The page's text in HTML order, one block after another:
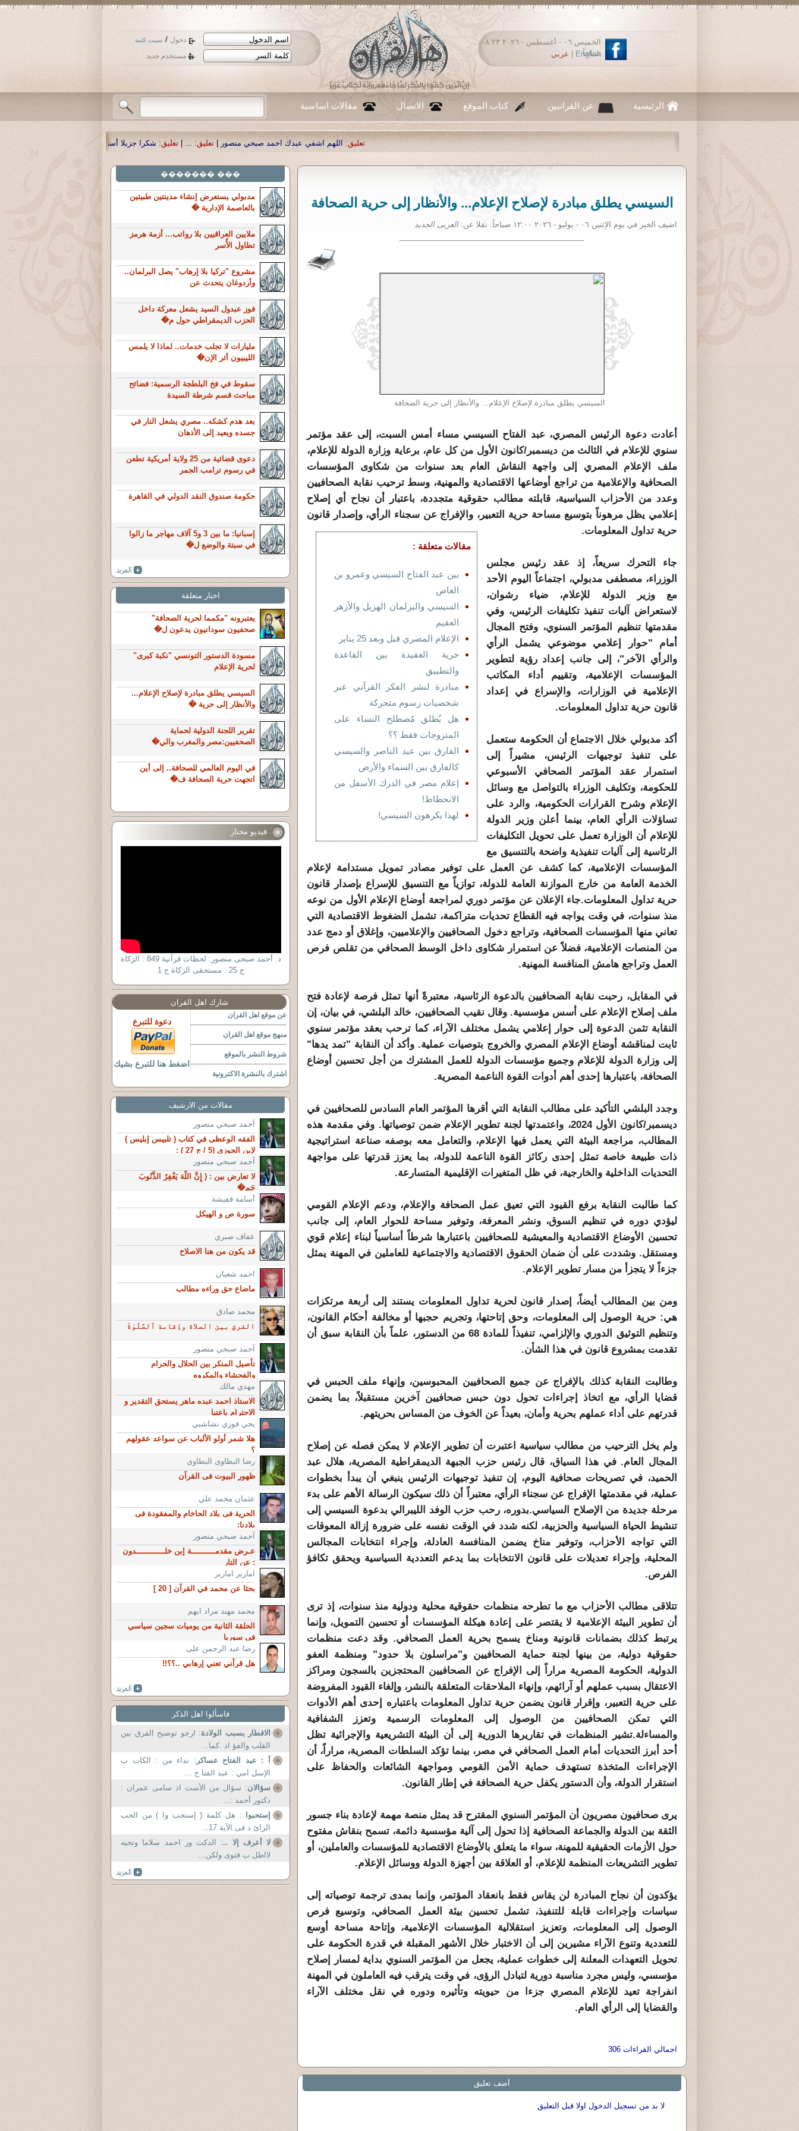
دخول / نسيت كلمة
مستخدم جديد
الخميس ٠٦ - أغسطس - ٢٠٢٦ ٠٨:٢٣
صباحاً
English عربي
الرئيسية عن القرانيين كتاب الموقع الاتصال مقالات اساسية
اللهم اشفي عبدك احمد صبحي منصور|تعليق: ...
|تعليق: شكرا جزيلا أستاذ حمد الحمد .أكرمكم الله .
السيسي يطلق مبادرة لإصلاح الإعلام... والأنظار إلى حرية الصحافة
اضيف الخبر في يوم الإثنين ٠٦ - يوليو - ٢٠٢٦ ١٢:٠٠ صباحاً. نقلا عن: العربى الجديد
السيسي يطلق مبادرة لإصلاح الإعلام... والأنظار إلى حرية الصحافة
أعادت دعوة الرئيس المصري، عبد الفتاح السيسي مساء أمس السبت، إلى عقد مؤتمر
سنوي للإعلام في الثالث من ديسمبر/كانون الأول من كل عام، برعاية وزارة الدولة للإعلام،
ملف الإعلام المصري إلى واجهة النقاش العام بعد سنوات من شكاوى المؤسسات
الصحافية والإعلامية من تراجع أوضاعها الاقتصادية والمهنية، وسط ترحيب نقابة الصحافيين
وعدد من الأحزاب السياسية، قابلته مطالب حقوقية متجددة، باعتبار أن نجاح أي إصلاح
إعلامي يظل مرهوناً بتوسيع مساحة حرية التعبير، والإفراج عن سجناء الرأي، وإصدار قانون
حرية تداول المعلومات.
مقالات متعلقة :
بين عبد الفتاح السيسي وعمرو بن
العاص
السيسي والبرلمان الهزيل والأزهر
العقيم
الإعلام المصري قبل وبعد 25 يناير
حرية العقيدة بين القاعدة
والتطبيق
مبادرة لنشر الفكر القرآني عبر
شخصيات رسوم متحركة
هل يُطلق مُصطلح النساء على
المتزوجات فقط ؟؟
الفارق بين عبد الناصر والسيسي
كالفارق بين السماء والأرض
إعلام مصر في الدرك الأسفل من
الانحطاط!
لهذا يكرهون السيسي!
جاء التحرك سريعاً، إذ عقد رئيس مجلس
الوزراء، مصطفى مدبولي، اجتماعاً اليوم الأحد
مع وزير الدولة للإعلام، ضياء رشوان،
لاستعراض آليات تنفيذ تكليفات الرئيس، وفي
مقدمتها تنظيم المؤتمر السنوي، وفتح المجال
أمام "حوار إعلامي موضوعي يشمل الرأي
والرأي الآخر"، إلى جانب إعداد رؤية لتطوير
المؤسسات الإعلامية، وتقييم أداء المكاتب
الإعلامية في الوزارات، والإسراع في إعداد
قانون حرية تداول المعلومات.
أكد مدبولي خلال الاجتماع أن الحكومة ستعمل
على تنفيذ توجيهات الرئيس، مشيراً إلى
استمرار عقد المؤتمر الصحافي الأسبوعي
للحكومة، وتكليف الوزراء بالتواصل مع وسائل
الإعلام وشرح القرارات الحكومية، والرد على
تساؤلات الرأي العام، بينما أعلن وزير الدولة
للإعلام أن الوزارة تعمل على تحويل التكليفات
الرئاسية إلى آليات تنفيذية واضحة بالتنسيق مع
المؤسسات الإعلامية، كما كشف عن العمل على توفير مصادر تمويل مستدامة لإعلام
الخدمة العامة من خارج الموازنة العامة للدولة، توازياً مع التنسيق للإسراع بإصدار قانون
حرية تداول المعلومات.جاء الإعلان عن مؤتمر دوري لمراجعة أوضاع الإعلام الأول من نوعه
منذ سنوات، في وقت يواجه فيه القطاع تحديات متراكمة، تشمل الضغوط الاقتصادية التي
تعاني منها المؤسسات الصحافية، وتراجع دخول الصحافيين والإعلاميين، وإغلاق أو دمج عدد
من المنصات الإعلامية، فضلاً عن استمرار شكاوى داخل الوسط الصحافي من تقلص فرص
العمل وتراجع هامش المنافسة المهنية.
في المقابل، رحبت نقابة الصحافيين بالدعوة الرئاسية، معتبرةً أنها تمثل فرصة لإعادة فتح
ملف إصلاح الإعلام على أسس مؤسسية. وقال نقيب الصحافيين، خالد البلشي، في بيان، إن
النقابة تثمن الدعوة إلى حوار إعلامي يشمل مختلف الآراء، كما ترحب بعقد مؤتمر سنوي
ثابت لمناقشة أوضاع الإعلام المصري والخروج بتوصيات عملية. وأكد أن النقابة "تمد يدها"
إلى وزارة الدولة للإعلام وجميع مؤسسات الدولة للعمل المشترك من أجل تحسين أوضاع
الصحافة، باعتبارها إحدى أهم أدوات القوة الناعمة المصرية.
وجدد البلشي التأكيد على مطالب النقابة التي أقرها المؤتمر العام السادس للصحافيين في
ديسمبر/كانون الأول 2024، واعتمدتها لجنة تطوير الإعلام ضمن توصياتها. وفي مقدمة هذه
المطالب، مراجعة البيئة التي يعمل فيها الإعلام، والتعامل معه بوصفه صناعة استراتيجية
ذات طبيعة خاصة تمثل إحدى ركائز القوة الناعمة للدولة، بما يعزز قدرتها على مواجهة
التحديات الداخلية والخارجية، في ظل المتغيرات الإقليمية المتسارعة.
كما طالبت النقابة برفع القيود التي تعيق عمل الصحافة والإعلام، ودعم الإعلام القومي
ليؤدي دوره في تنظيم السوق، ونشر المعرفة، وتوفير مساحة للحوار العام، إلى جانب
تحسين الأوضاع الاقتصادية والمعيشية للصحافيين باعتبارها شرطاً أساسياً لبناء إعلام قوي
ومستقل. وشددت على أن ضمان الحقوق الاقتصادية والاجتماعية للعاملين في المهنة يمثل
جزءاً لا يتجزأ من مسار تطوير الإعلام.
ومن بين المطالب أيضاً، إصدار قانون لحرية تداول المعلومات يستند إلى أربعة مرتكزات
هي: حرية الوصول إلى المعلومات، وحق إتاحتها، وتجريم حجبها أو مخالفة أحكام القانون،
وتنظيم التوثيق الدوري والإلزامي، تنفيذاً للمادة 68 من الدستور، علماً بأن النقابة سبق أن
تقدمت بمشروع قانون في هذا الشأن.
وطالبت النقابة كذلك بالإفراج عن جميع الصحافيين المحبوسين، وإنهاء ملف الحبس في
قضايا الرأي، مع اتخاذ إجراءات تحول دون حبس صحافيين آخرين مستقبلاً، بما يضمن
قدرتهم على أداء عملهم بحرية وأمان، بعيداً عن الخوف من المساس بحريتهم.
ولم يخل الترحيب من مطالب سياسية اعتبرت أن تطوير الإعلام لا يمكن فصله عن إصلاح
المجال العام. في هذا السياق، قال رئيس حزب الجبهة الديمقراطية المصرية، هلال عبد
الحميد، في تصريحات صحافية اليوم، إن تنفيذ توجيهات الرئيس ينبغي أن يبدأ بخطوات
عملية، في مقدمتها الإفراج عن سجناء الرأي، معتبراً أن ذلك سيكون الرسالة الأهم على بدء
مرحلة جديدة من الإصلاح السياسي.بدوره، رحب حزب الوفد الليبرالي بدعوة السيسي إلى
تنشيط الحياة السياسية والحزبية، لكنه شدد في الوقت نفسه على ضرورة إزالة المعوقات
التي تواجه الأحزاب، وتوفير مناخ يضمن المنافسة العادلة، وإجراء انتخابات المجالس
المحلية، وإجراء تعديلات على قانون الانتخابات بما يدعم التعددية السياسية ويحقق تكافؤ
الفرص.
تتلاقى مطالب الأحزاب مع ما تطرحه منظمات حقوقية محلية ودولية منذ سنوات، إذ ترى
أن تطوير البيئة الإعلامية لا يقتصر على إعادة هيكلة المؤسسات أو تحسين التمويل، وإنما
يرتبط كذلك بضمانات قانونية ومناخ يسمح بحرية العمل الصحافي. وقد دعت منظمات
حقوقية دولية، من بينها لجنة حماية الصحافيين و"مراسلون بلا حدود" ومنظمة العفو
الدولية، الحكومة المصرية مراراً إلى الإفراج عن الصحافيين المحتجزين بالسجون ومراكز
الاعتقال بسبب عملهم أو آرائهم، وإنهاء الملاحقات المتعلقة بالنشر، وإلغاء القيود المفروضة
على حرية التعبير، وإقرار قانون يضمن حرية تداول المعلومات باعتباره إحدى أهم الأدوات
التي تمكن الصحافيين من الوصول إلى المعلومات الرسمية وتعزز الشفافية
والمساءلة.تشير المنظمات في تقاريرها الدورية إلى أن البيئة التشريعية والإجرائية تظل
أحد أبرز التحديات أمام العمل الصحافي في مصر، بينما تؤكد السلطات المصرية، مراراً، أن
الإجراءات المتخذة تستهدف حماية الأمن القومي ومواجهة الشائعات والحفاظ على
استقرار الدولة، وأن الدستور يكفل حرية الصحافة في إطار القانون.
يرى صحافيون مصريون أن المؤتمر السنوي المقترح قد يمثل منصة مهمة لإعادة بناء جسور
الثقة بين الدولة والجماعة الصحافية إذا تحول إلى آلية مؤسسية دائمة، تسمح بنقاش مفتوح
حول الأزمات الحقيقية للمهنة، سواء ما يتعلق بالأوضاع الاقتصادية للمؤسسات والعاملين، أو
تطوير التشريعات المنظمة للإعلام، أو العلاقة بين أجهزة الدولة ووسائل الإعلام.
يؤكدون أن نجاح المبادرة لن يقاس فقط بانعقاد المؤتمر، وإنما بمدى ترجمة توصياته إلى
سياسات وإجراءات قابلة للتنفيذ، تشمل تحسين بيئة العمل الصحافي، وتوسيع فرص
الوصول إلى المعلومات، وتعزيز استقلالية المؤسسات الإعلامية، وإتاحة مساحة أوسع
للتعددية وتنوع الآراء مشيرين إلى أن الاختبار خلال الأشهر المقبلة في قدرة الحكومة على
تحويل التعهدات المعلنة إلى خطوات عملية، يجعل من المؤتمر السنوي بداية لمسار إصلاح
مؤسسي، وليس مجرد مناسبة دورية لتبادل الرؤى، في وقت يترقب فيه العاملون في المهنة
انفراجة تعيد للإعلام المصري جزءا من حيويته وتأثيره ودوره في نقل مختلف الآراء
والقضايا إلى الرأي العام.
اجمالي القراءات 306
أضف تعليق
لا بد من تسجيل الدخول اولا قبل التعليق
��� �������
مدبولي يستعرض إنشاء مدينتين طبيتين
بالعاصمة الإدارية �
ملايين العراقيين بلا رواتب... أزمة هرمز
تطاول الأُسر
مشروع "تركيا بلا إرهاب" يصل البرلمان..
وأردوغان يتحدث عن
فوز عبدول السيد يشعل معركة داخل
الحزب الديمقراطي حول م�
مليارات لا تجلب خدمات.. لماذا لا يلمس
الليبيون أثر الإن�
سقوط في فخ البلطجة الرسمية: فضائح
مباحث قسم شرطة السيدة
بعد هدم كشكه.. مصري يشعل النار في
جسده ويعيد إلى الأذهان
دعوى قضائية من 25 ولاية أمريكية تطعن
في رسوم ترامب الجمر
حكومة صندوق النقد الدولي في القاهرة
إسبانيا: ما بين 3 و5 آلاف مهاجر ما زالوا
في سبتة والوضع ل�
اخبار متعلقة
يعتبرونه "مكمما لحرية الصحافة"
صحفيون سودانيون يدعون ل�
مسودة الدستور التونسي "نكبة كبرى"
لحرية الإعلام
السيسي يطلق مبادرة لإصلاح الإعلام...
والأنظار إلى حرية �
تقرير اللجنة الدولية لحماية
الصحفيين:مصر والمغرب والي�
في اليوم العالمي للصحافة.. إلى أين
اتجهت حرية الصحافة ف�
فيديو مختار
د. أحمد صبحى منصور: لحظات قرآنية 849 : الزكاة
ج 25 : مستحقى الزكاة ج 1
شارك اهل القران
عن موقع اهل القران
منهج موقع اهل القران
شروط النشر بالموقع
اشترك بالنشرة الاكترونية
دعوة للتبرع
اضغط هنا للتبرع بشيك
مقالات من الارشيف
آحمد صبحي منصور
الفقه الوعظى في كتاب ( تلبيس إبليس )
لإبن الجوزى (5 / ج 27 ) :
آحمد صبحي منصور
لا تعارض بين : ( إِنَّ اللَّهَ يَغْفِرُ الذُّنُوبَ
جَمِ�
أسامة قفيشة
سورة ص و الهيكل
عفاف صبري
قد يكون من هنا الاصلاح
احمد شعبان
ماضاع حق وراءه مطالب
محمد صادق
الفرق بين الصلاة وإقامة ٱلصَّلَوٰةَ
آحمد صبحي منصور
تأصيل المنكر بين الحلال والحرام
والفحشاء والمكروه
مهدي مالك
الاستاذ احمد عبده ماهر يستحق التقدير و
الاحترام باعتبا
يحي فوزي نشاشبي
هلا شمر أولو الألباب عن سواعد عقولهم
؟
رضا البطاوى البطاوى
ظهور البيوت فى القرآن
عثمان محمد علي
الحرية فى بلاد الحاخام والمفقودة فى
بلادنا:
آحمد صبحي منصور
عـرض مقدمــــــــــة إبن خلــــــــــــدون
: عن التار
امارير امارير
بحثا عن محمد في القرآن [ 20 ]
محمد مهند مراد ايهم
الحلقة الثانية من يوميات سجين سياسي
في سوريا
رضا عبد الرحمن على
هل قرآني تعني إرهابي ..؟؟!!
فاسألوا اهل الذكر
الافطار بسبب الولادة: ارجو توضيح الفرق بين
القلب والفؤ اد .كما...
أ : عبد الفتاح عساكر : نداء من : الكات ب
الإسل امي : عبد الفتا ح ...
سؤالان: سؤال من الأست اذ سامى عمران :
دكتور أحمد :...
إستحبوا : هل كلمة ( إستحب وا ) من الحب
الزائ د فى الآية 17...
لا أعرف إلا ..: الدكت ور احمد سلاما وتحيه
لااطل ب فتوى ولكن...